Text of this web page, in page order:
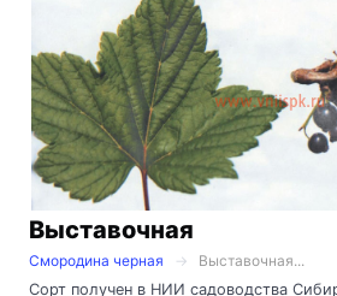
Выставочная
Смородина черная
Выставочная...
Сорт получен в НИИ садоводства